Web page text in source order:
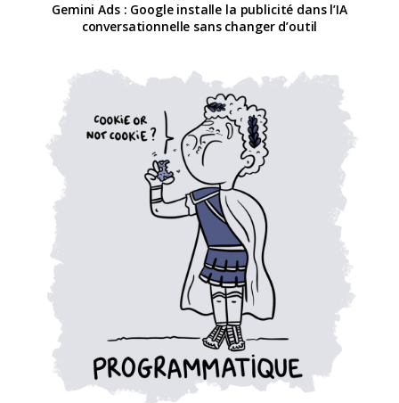
Gemini Ads : Google installe la publicité dans l’IA
conversationnelle sans changer d’outil